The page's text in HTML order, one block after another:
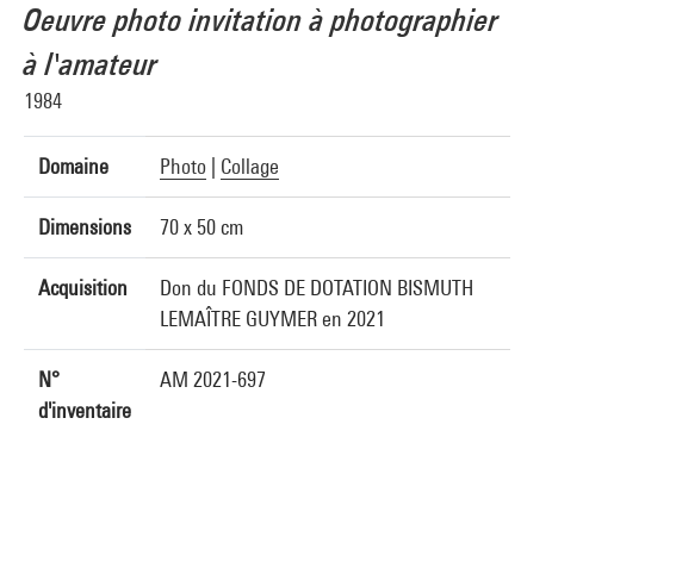
Oeuvre photo invitation à photographier
à l'amateur
1984
Domaine Photo Collage
Dimensions 70 x 50 cm
Acquisition
Don du FONDS DE DOTATION BISMUTH
LEMAÎTRE GUYMER en 2021
N°
d'inventaire
AM 2021-697